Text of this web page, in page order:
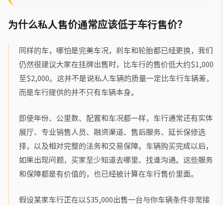
为什么私人售价通常应该低于车行售价？
同样的车，哪怕是完美车况，刹车和轮胎都已经更换，我们
仍然很建议大家在挂牌出售时，比车行的售价低大约$1,000
至$2,000。这并不是说私人车辆的质量一定比车行车辆差，
而是车行提供的并不只有车辆本身。
即使年份、公里数、配置和车况都一样，车行通常还有实体
展厅、专业销售人员、融资渠道、售后服务、延长保修选
择，以及相对完整的法务和交易保障。车辆购买完成以后，
如果出现问题，买家至少知道去哪里、找谁沟通。这些服务
和保障都是有价值的，也已经被计算在车行售价里面。
假设某家车行正在以$35,000出售一台与你车辆条件非常接